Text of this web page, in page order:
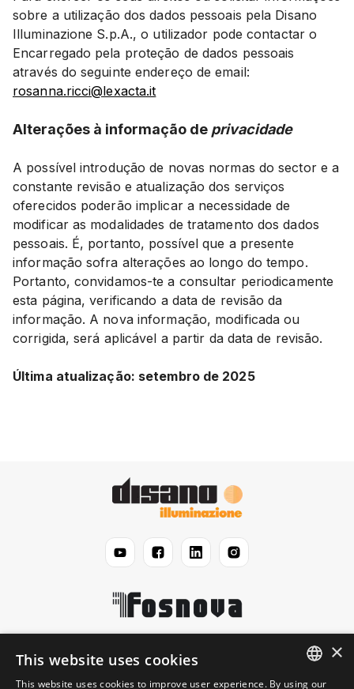
sobre a utilização dos dados pessoais pela Disano
Illuminazione S.p.A., o utilizador pode contactar o
Encarregado pela proteção de dados pessoais
através do seguinte endereço de email:
rosanna.ricci@lexacta.it
Alterações à informação de privacidade
A possível introdução de novas normas do sector e a
constante revisão e atualização dos serviços
oferecidos poderão implicar a necessidade de
modificar as modalidades de tratamento dos dados
pessoais. É, portanto, possível que a presente
informação sofra alterações ao longo do tempo.
Portanto, convidamos-te a consultar periodicamente
esta página, verificando a data de revisão da
informação. A nova informação, modificada ou
corrigida, será aplicável a partir da data de revisão.
Última atualização: setembro de 2025
Disano ×
This website uses cookies
This website uses cookies to improve user experience. By using our